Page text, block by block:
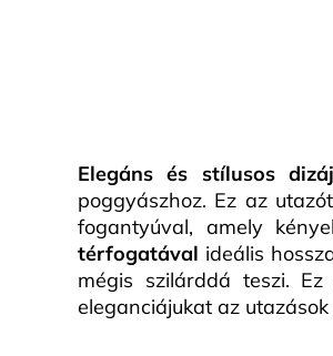
Elegáns és stílusos
poggyászhoz. Ez az
fogantyúval, amely
térfogatával ideális
mégis szilárddá teszi.
eleganciájukat az utazások